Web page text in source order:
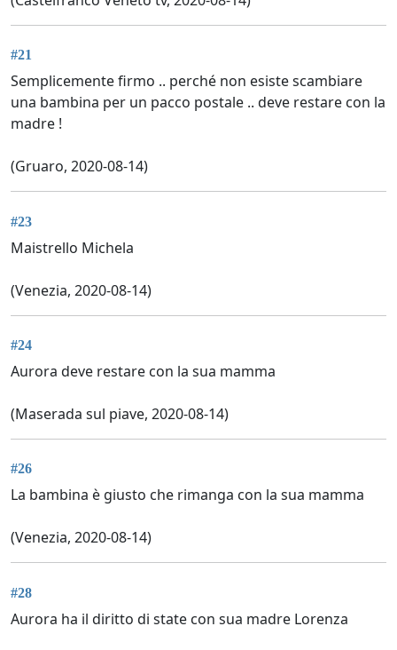
#21
Semplicemente firmo .. perché non esiste scambiare
una bambina per un pacco postale .. deve restare con la
madre !
(Gruaro, 2020-08-14)
#23
Maistrello Michela
(Venezia, 2020-08-14)
#24
Aurora deve restare con la sua mamma
(Maserada sul piave, 2020-08-14)
#26
La bambina è giusto che rimanga con la sua mamma
(Venezia, 2020-08-14)
#28
Aurora ha il diritto di state con sua madre Lorenza